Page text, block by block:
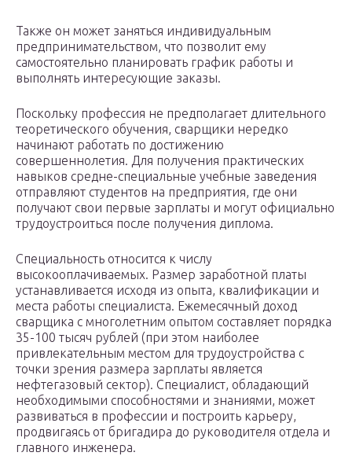
Также он может заняться индивидуальным
предпринимательством, что позволит ему
самостоятельно планировать график работы и
выполнять интересующие заказы.
Поскольку профессия не предполагает длительного
теоретического обучения, сварщики нередко
начинают работать по достижению
совершеннолетия. Для получения практических
навыков средне-специальные учебные заведения
отправляют студентов на предприятия, где они
получают свои первые зарплаты и могут официально
трудоустроиться после получения диплома.
Специальность относится к числу
высокооплачиваемых. Размер заработной платы
устанавливается исходя из опыта, квалификации и
места работы специалиста. Ежемесячный доход
сварщика с многолетним опытом составляет порядка
35-100 тысяч рублей (при этом наиболее
привлекательным местом для трудоустройства с
точки зрения размера зарплаты является
нефтегазовый сектор). Специалист, обладающий
необходимыми способностями и знаниями, может
развиваться в профессии и построить карьеру,
продвигаясь от бригадира до руководителя отдела и
главного инженера.